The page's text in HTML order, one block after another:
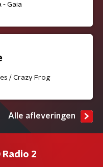
- Gaia
/ Crazy Frog
Alle afleveringen
Radio 2